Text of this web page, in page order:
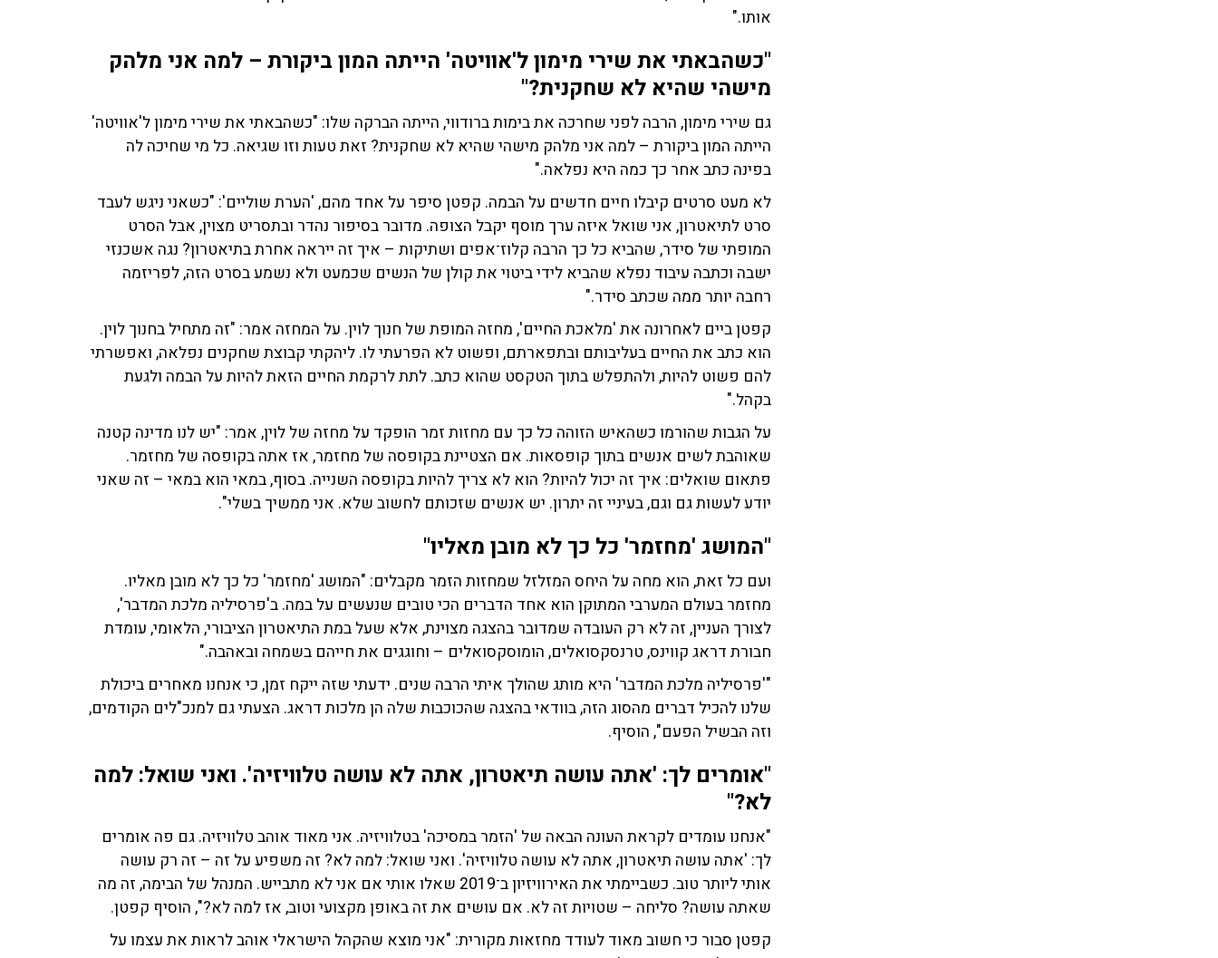
אותו."
"כשהבאתי את שירי מימון ל'אוויטה' הייתה המון ביקורת – למה אני מלהק
מישהי שהיא לא שחקנית?"
גם שירי מימון, הרבה לפני שחרכה את בימות ברודווי, הייתה הברקה שלו: "כשהבאתי את שירי מימון ל'אוויטה'
הייתה המון ביקורת – למה אני מלהק מישהי שהיא לא שחקנית? זאת טעות וזו שגיאה. כל מי שחיכה לה
בפינה כתב אחר כך כמה היא נפלאה."
לא מעט סרטים קיבלו חיים חדשים על הבמה. קפטן סיפר על אחד מהם, 'הערת שוליים': "כשאני ניגש לעבד
סרט לתיאטרון, אני שואל איזה ערך מוסף יקבל הצופה. מדובר בסיפור נהדר ובתסריט מצוין, אבל הסרט
המופתי של סידר, שהביא כל כך הרבה קלוז־אפים ושתיקות – איך זה ייראה אחרת בתיאטרון? נגה אשכנזי
ישבה וכתבה עיבוד נפלא שהביא לידי ביטוי את קולן של הנשים שכמעט ולא נשמע בסרט הזה, לפריזמה
רחבה יותר ממה שכתב סידר."
קפטן ביים לאחרונה את 'מלאכת החיים', מחזה המופת של חנוך לוין. על המחזה אמר: "זה מתחיל בחנוך לוין.
הוא כתב את החיים בעליבותם ובתפארתם, ופשוט לא הפרעתי לו. ליהקתי קבוצת שחקנים נפלאה, ואפשרתי
להם פשוט להיות, ולהתפלש בתוך הטקסט שהוא כתב. לתת לרקמת החיים הזאת להיות על הבמה ולגעת
בקהל."
על הגבות שהורמו כשהאיש הזוהה כל כך עם מחזות זמר הופקד על מחזה של לוין, אמר: "יש לנו מדינה קטנה
שאוהבת לשים אנשים בתוך קופסאות. אם הצטיינת בקופסה של מחזמר, אז אתה בקופסה של מחזמר.
פתאום שואלים: איך זה יכול להיות? הוא לא צריך להיות בקופסה השנייה. בסוף, במאי הוא במאי – זה שאני
יודע לעשות גם וגם, בעיניי זה יתרון. יש אנשים שזכותם לחשוב שלא. אני ממשיך בשלי".
"המושג 'מחזמר' כל כך לא מובן מאליו"
ועם כל זאת, הוא מחה על היחס המזלזל שמחזות הזמר מקבלים: "המושג 'מחזמר' כל כך לא מובן מאליו.
מחזמר בעולם המערבי המתוקן הוא אחד הדברים הכי טובים שנעשים על במה. ב'פרסיליה מלכת המדבר',
לצורך העניין, זה לא רק העובדה שמדובר בהצגה מצוינת, אלא שעל במת התיאטרון הציבורי, הלאומי, עומדת
חבורת דראג קווינס, טרנסקסואלים, הומוסקסואלים – וחוגגים את חייהם בשמחה ובאהבה."
"'פרסיליה מלכת המדבר' היא מותג שהולך איתי הרבה שנים. ידעתי שזה ייקח זמן, כי אנחנו מאחרים ביכולת
שלנו להכיל דברים מהסוג הזה, בוודאי בהצגה שהכוכבות שלה הן מלכות דראג. הצעתי גם למנכ"לים הקודמים,
וזה הבשיל הפעם", הוסיף.
"אומרים לך: 'אתה עושה תיאטרון, אתה לא עושה טלוויזיה'. ואני שואל: למה
לא?"
"אנחנו עומדים לקראת העונה הבאה של 'הזמר במסיכה' בטלוויזיה. אני מאוד אוהב טלוויזיה. גם פה אומרים
לך: 'אתה עושה תיאטרון, אתה לא עושה טלוויזיה'. ואני שואל: למה לא? זה משפיע על זה – זה רק עושה
אותי ליותר טוב. כשביימתי את האירוויזיון ב־2019 שאלו אותי אם אני לא מתבייש. המנהל של הבימה, זה מה
שאתה עושה? סליחה – שטויות זה לא. אם עושים את זה באופן מקצועי וטוב, אז למה לא?", הוסיף קפטן.
קפטן סבור כי חשוב מאוד לעודד מחזאות מקורית: "אני מוצא שהקהל הישראלי אוהב לראות את עצמו על